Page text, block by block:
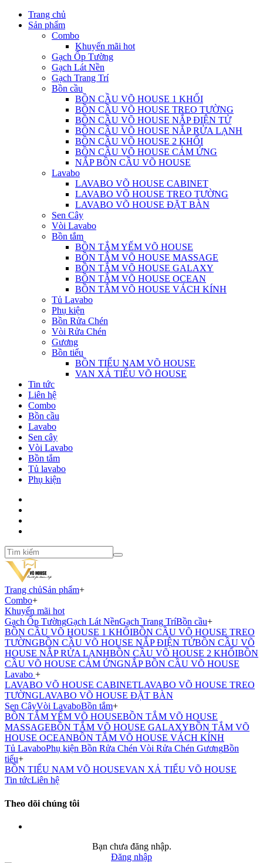
Trang chủ
Sản phẩm
Combo
Khuyến mãi hot
Gạch Ốp Tường
Gạch Lát Nền
Gạch Trang Trí
Bồn cầu
BỒN CẦU VÕ HOUSE 1 KHỐI
BỒN CẦU VÕ HOUSE TREO TƯỜNG
BỒN CẦU VÕ HOUSE NẮP ĐIỆN TỬ
BỒN CẦU VÕ HOUSE NẮP RỬA LẠNH
BỒN CẦU VÕ HOUSE 2 KHỐI
BỒN CẦU VÕ HOUSE CẢM ỨNG
NẮP BỒN CẦU VÕ HOUSE
Lavabo
LAVABO VÕ HOUSE CABINET
LAVABO VÕ HOUSE TREO TƯỜNG
LAVABO VÕ HOUSE ĐẶT BÀN
Sen Cây
Vòi Lavabo
Bồn tắm
BỒN TẮM YẾM VÕ HOUSE
BỒN TẮM VÕ HOUSE MASSAGE
BỒN TẮM VÕ HOUSE GALAXY
BỒN TẮM VÕ HOUSE OCEAN
BỒN TẮM VÕ HOUSE VÁCH KÍNH
Tủ Lavabo
Phụ kiện
Bồn Rửa Chén
Vòi Rửa Chén
Gương
Bồn tiểu
BỒN TIỂU NAM VÕ HOUSE
VAN XẢ TIỂU VÕ HOUSE
Tin tức
Liên hệ
Combo
Bồn cầu
Lavabo
Sen cây
Vòi Lavabo
Bồn tắm
Tủ lavabo
Phụ kiện
Trang chủSản phẩm+
Combo+
Khuyến mãi hot
Gạch Ốp TườngGạch Lát NềnGạch Trang TríBồn cầu+
BỒN CẦU VÕ HOUSE 1 KHỐIBỒN CẦU VÕ HOUSE TREO
TƯỜNGBỒN CẦU VÕ HOUSE NẮP ĐIỆN TỬBỒN CẦU VÕ
HOUSE NẮP RỬA LẠNHBỒN CẦU VÕ HOUSE 2 KHỐIBỒN
CẦU VÕ HOUSE CẢM ỨNGNẮP BỒN CẦU VÕ HOUSE
Lavabo +
LAVABO VÕ HOUSE CABINETLAVABO VÕ HOUSE TREO
TƯỜNGLAVABO VÕ HOUSE ĐẶT BÀN
Sen CâyVòi LavaboBồn tắm+
BỒN TẮM YẾM VÕ HOUSEBỒN TẮM VÕ HOUSE
MASSAGEBỒN TẮM VÕ HOUSE GALAXYBỒN TẮM VÕ
HOUSE OCEANBỒN TẮM VÕ HOUSE VÁCH KÍNH
Tủ LavaboPhụ kiện Bồn Rửa Chén Vòi Rửa Chén GươngBồn
tiểu+
BỒN TIỂU NAM VÕ HOUSEVAN XẢ TIỂU VÕ HOUSE
Tin tứcLiên hệ
Theo dõi chúng tôi
Bạn chưa đăng nhập.
Đăng nhập